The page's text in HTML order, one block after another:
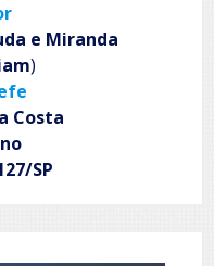
e Miranda
)
Costa
SP